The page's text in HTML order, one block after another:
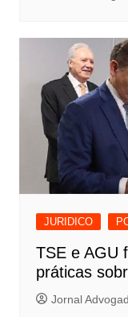
JURIDICO
TSE e AGU
práticas
Jornal